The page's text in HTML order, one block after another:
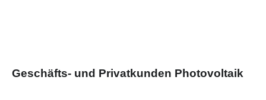
Geschäfts- und Privatkunden Photovoltaik